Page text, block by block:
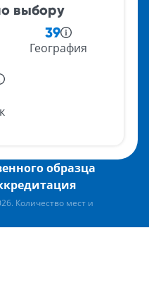
выбору
39
География
образца
Количество мест и